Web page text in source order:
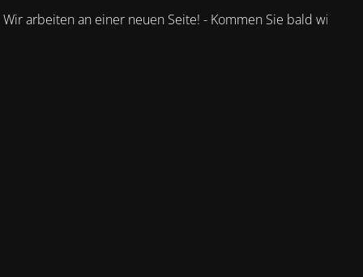
Wir arbeiten an einer neuen Seite! - Kommen Sie bald wieder.